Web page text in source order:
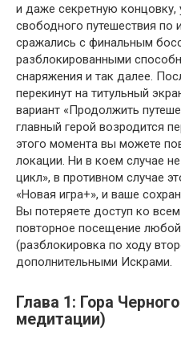
и даже секретную
свободного путешествия по
сражались с финальным
разблокированными
снаряжения и так далее.
перекинут на титульный
вариант «Продолжить
главный герой возродится
этого момента вы можете
локации. Ни в коем случае
цикл», в противном случае
«Новая игра+», и ваше
Вы потеряете доступ ко
повторное посещение
(разблокировка по ходу
дополнительными Искрами.
Глава 1: Гора
медитации)